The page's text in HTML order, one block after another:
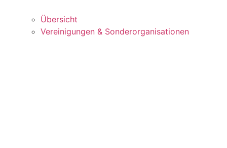
Über­sicht
Ver­ei­ni­gun­gen & Sonderorganisationen